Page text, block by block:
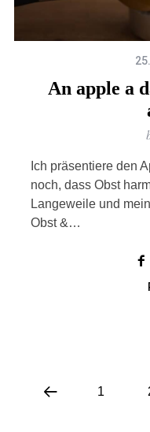
An apple a
Ich präsentiere den
noch, dass Obst
Langeweile und
Obst &…
1